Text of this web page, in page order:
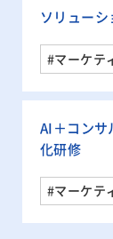
ソリューシ
#マーケテ
AI＋コンサ
化研修
#マーケテ